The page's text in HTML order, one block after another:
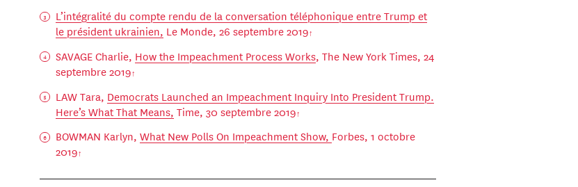
L’intégralité du compte rendu de la conversation téléphonique entre Trump et
le président ukrainien, Le Monde, 26 septembre 2019
SAVAGE Charlie, How the Impeachment Process Works, The New York Times, 24
septembre 2019
LAW Tara, Democrats Launched an Impeachment Inquiry Into President Trump.
Here’s What That Means, Time, 30 septembre 2019
BOWMAN Karlyn,What New Polls On Impeachment Show, Forbes, 1 octobre
2019